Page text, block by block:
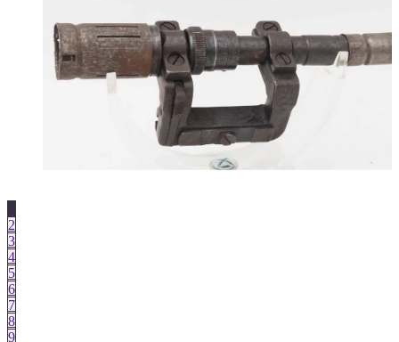
1
2
3
4
5
6
7
8
9